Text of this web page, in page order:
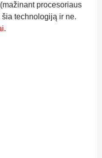
procesoriaus
technologiją ir ne.
.